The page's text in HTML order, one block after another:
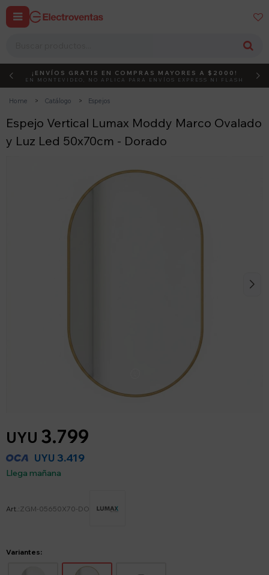
 
DEBUT ACTIVÁ EL CÓDIGO
¡ENVÍOS GRATIS EN COMPRAS MAYORES A $2000!
EN MONTEVIDEO, NO APLICA PARA ENVÍOS EXPRESS NI FLASH
Home Catálogo Espejos
Espejo Vertical Lumax Moddy Marco Ovalado
y Luz Led 50x70cm - Dorado
UYU 3.799
UYU 3.419
Llega mañana
ZGM-05650X70-DO
Variantes: